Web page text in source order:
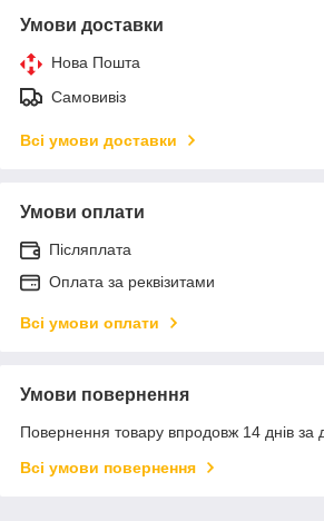
Умови доставки
Нова Пошта
Самовивіз
Всі умови доставки
Умови оплати
Післяплата
Оплата за реквізитами
Всі умови оплати
Умови повернення
Повернення товару впродовж 14 днів за
Всі умови повернення